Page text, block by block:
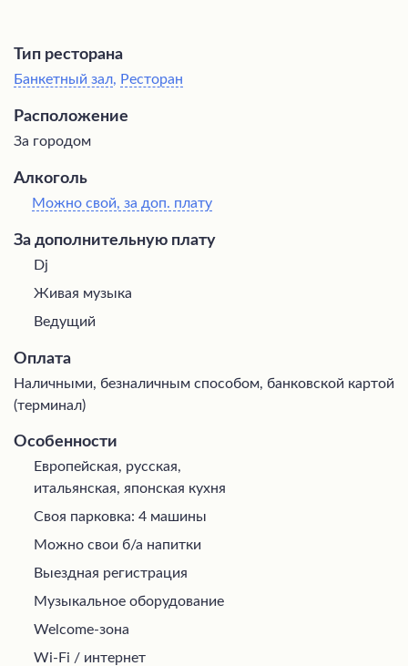
Тип ресторана
Банкетный зал, Ресторан
Расположение
За городом
Алкоголь
Можно свой, за доп. плату
За дополнительную плату
Dj
Живая музыка
Ведущий
Оплата
Наличными, безналичным способом, банковской картой
(терминал)
Особенности
Европейская, русская,
итальянская, японская кухня
Своя парковка: 4 машины
Можно свои б/а напитки
Выездная регистрация
Музыкальное оборудование
Welcome-зона
Wi-Fi / интернет